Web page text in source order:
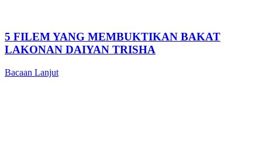
5 FILEM YANG MEMBUKTIKAN BAKAT
LAKONAN DAIYAN TRISHA
Bacaan Lanjut